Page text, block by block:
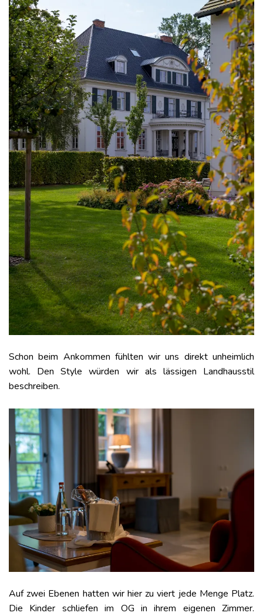
Schon beim Ankommen fühlten wir uns direkt unheimlich
wohl. Den Style würden wir als lässigen Landhausstil
beschreiben.
Auf zwei Ebenen hatten wir hier zu viert jede Menge Platz.
Die Kinder schliefen im OG in ihrem eigenen Zimmer.